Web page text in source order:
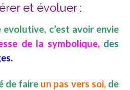
et évoluer :
c’est avoir envie
de la symbolique, des
de faire un pas vers soi,de